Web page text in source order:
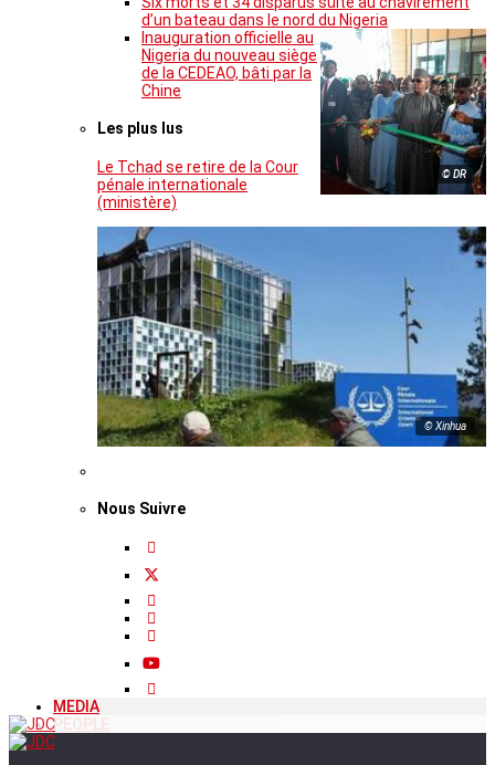
d’un bateau dans le nord du Nigeria
© DR
Inauguration officielle au
Nigeria du nouveau siège
de la CEDEAO, bâti par la
Chine
Les plus lus
Le Tchad se retire de la Cour
pénale internationale
(ministère)
© Xinhua
Nous Suivre
MEDIA
PEOPLE